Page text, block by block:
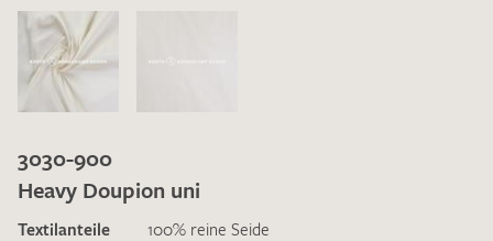
3030-900
Heavy Doupion uni
Textilanteile
100% reine Seide